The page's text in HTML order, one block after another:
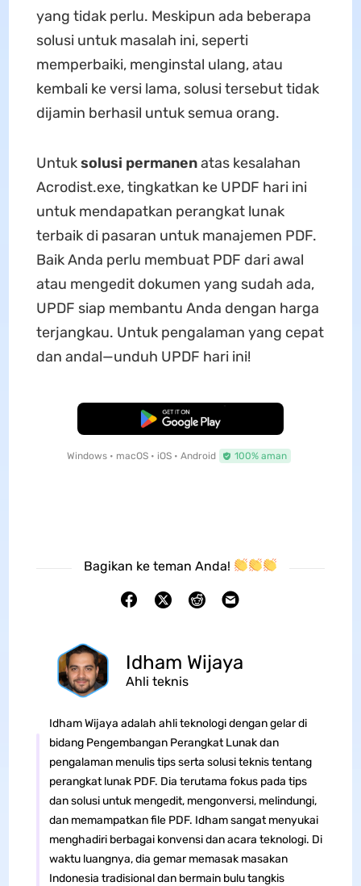
yang tidak perlu. Meskipun ada beberapa
solusi untuk masalah ini, seperti
memperbaiki, menginstal ulang, atau
kembali ke versi lama, solusi tersebut tidak
dijamin berhasil untuk semua orang.
Untuksolusi permanenatas kesalahan
Acrodist.exe, tingkatkan ke UPDF hari ini
untuk mendapatkan perangkat lunak
terbaik di pasaran untuk manajemen PDF.
Baik Anda perlu membuat PDF dari awal
atau mengedit dokumen yang sudah ada,
UPDF siap membantu Anda dengan harga
terjangkau. Untuk pengalaman yang cepat
dan andal—unduh UPDF hari ini!
Unduh Gratis
Windows • macOS • iOS • Android 100% aman
Bagikan ke teman Anda!
Idham Wijaya
Ahli teknis
Idham Wijaya adalah ahli teknologi dengan gelar di
bidang Pengembangan Perangkat Lunak dan
pengalaman menulis tips serta solusi teknis tentang
perangkat lunak PDF. Dia terutama fokus pada tips
dan solusi untuk mengedit, mengonversi, melindungi,
dan memampatkan file PDF. Idham sangat menyukai
menghadiri berbagai konvensi dan acara teknologi. Di
waktu luangnya, dia gemar memasak masakan
Indonesia tradisional dan bermain bulu tangkis